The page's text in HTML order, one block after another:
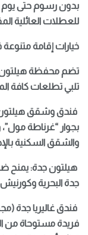
بدون رسوم حتى يوم
للعطلات العائلية
خيارات إقامة
تضم محفظة هيلتون
تلبي تطلعات كافة
فندق وشقق هيلتون
بجوار “غرناطة
والشقق السكنية
هيلتون جدة: يمنح
جدة البحرية وكورنيش
فندق غاليريا جدة
فريدة مستوحاة من